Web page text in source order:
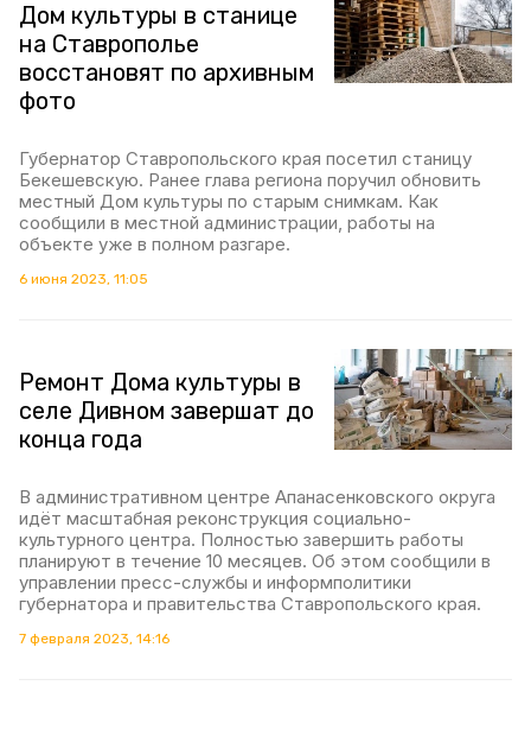
Дом культуры в станице
на Ставрополье
восстановят по архивным
фото
Губернатор Ставропольского края посетил станицу
Бекешевскую. Ранее глава региона поручил обновить
местный Дом культуры по старым снимкам. Как
сообщили в местной администрации, работы на
объекте уже в полном разгаре.
6 июня 2023, 11:05
Ремонт Дома культуры в
селе Дивном завершат до
конца года
В административном центре Апанасенковского округа
идёт масштабная реконструкция социально-
культурного центра. Полностью завершить работы
планируют в течение 10 месяцев. Об этом сообщили в
управлении пресс-службы и информполитики
губернатора и правительства Ставропольского края.
7 февраля 2023, 14:16